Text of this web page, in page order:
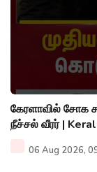
கேரளாவில் சோக
நீச்சல் வீரர் |
06 Aug 2026,